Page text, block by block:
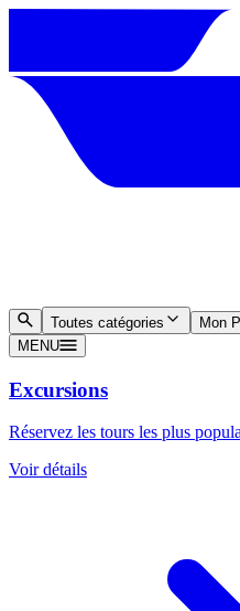
Toutes catégories Mon
MENU
Excursions
Réservez les tours les plus
Voir détails